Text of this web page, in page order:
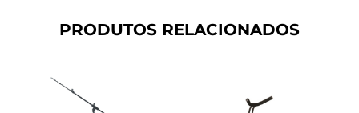
PRODUTOS RELACIONADOS